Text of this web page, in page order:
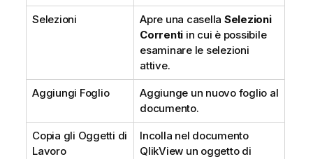
Selezioni Apre una casella Selezioni
Correnti in cui è possibile
esaminare le selezioni
attive.
Aggiungi Foglio
Aggiunge un nuovo foglio al
documento.
Copia gli Oggetti di
Lavoro
Incolla nel documento
QlikView un oggetto di